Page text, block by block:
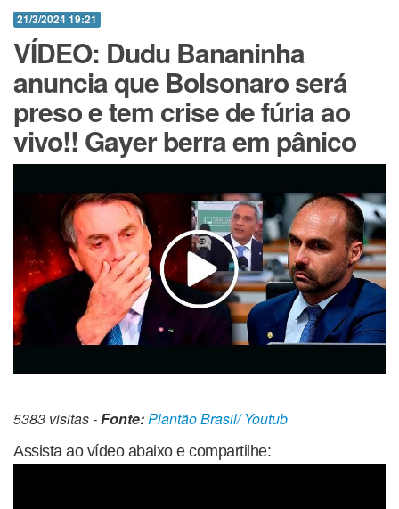
21/3/2024 19:21
VÍDEO: Dudu Bananinha
anuncia que Bolsonaro será
preso e tem crise de fúria ao
vivo!! Gayer berra em pânico
5383 visitas -Fonte:Plantão Brasil/ Youtub
Assista ao vídeo abaixo e compartilhe: